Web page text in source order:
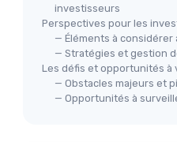
investisseurs
Perspectives pour les
— Éléments à considérer
— Stratégies et gestion
Les défis et opportunités à
— Obstacles majeurs et
— Opportunités à